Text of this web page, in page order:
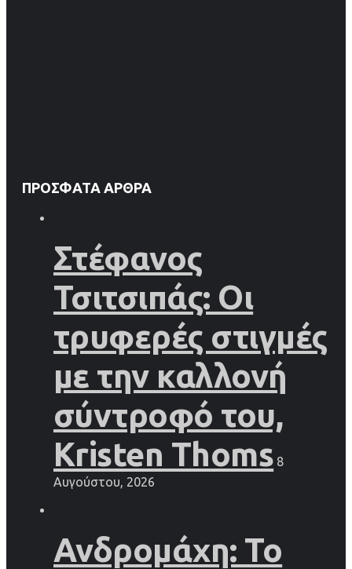
ΠΡΌΣΦΑΤΑ ΆΡΘΡΑ
Στέφανος
Τσιτσιπάς: Οι
τρυφερές στιγμές
με την καλλονή
σύντροφό του,
Kristen Thoms 8
Αυγούστου, 2026
Ανδρομάχη: Το